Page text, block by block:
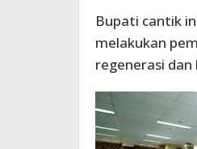
Bupati cantik
melakukan
regenerasi